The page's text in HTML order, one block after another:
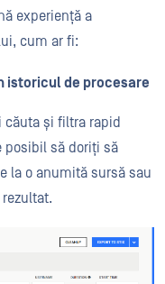
experiență a
cum ar fi:
istoricul de procesare
căuta și filtra rapid
posibil să doriți să
la o anumită sursă sau